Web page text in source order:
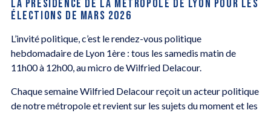
LA PRÉSIDENCE DE LA MÉTROPOLE DE LYON POUR LES
ÉLECTIONS DE MARS 2026
L’invité politique, c’est le rendez-vous politique
hebdomadaire de Lyon 1ère : tous les samedis matin de
11h00 à 12h00, au micro de Wilfried Delacour.
Chaque semaine Wilfried Delacour reçoit un acteur politique
de notre métropole et revient sur les sujets du moment et les